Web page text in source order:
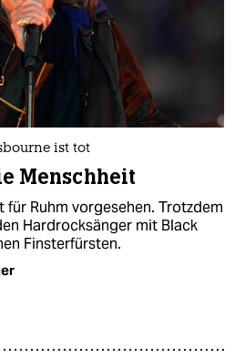
ist tot
Menschheit
für Ruhm vorgesehen. Trotzdem
Hardrocksänger mit Black
Finsterfürsten.